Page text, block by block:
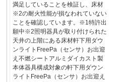
満足していることを検証し、床材
※2の耐火性能が損なわれていない
ことを確認しています。※1特許出
願中※2照明器具が取り付けられた
天井の上階にある床材軒下用ダウ
ンライトFreePa（センサ）お出迎
え不燃シートアルミダイカスト製
本体器具構成対象の軒下用ダウン
ライトFreePa（センサ）お出迎え